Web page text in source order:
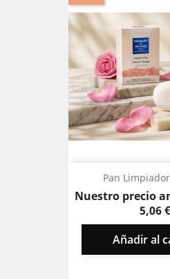
Pan
Nuestro precio
5,06 €
Añadir al